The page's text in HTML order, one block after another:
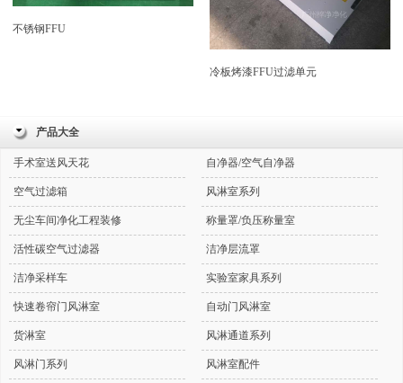
不锈钢FFU
冷板烤漆FFU过滤单元
产品大全
手术室送风天花 自净器/空气自净器
空气过滤箱 风淋室系列
无尘车间净化工程装修 称量罩/负压称量室
活性碳空气过滤器 洁净层流罩
洁净采样车 实验室家具系列
快速卷帘门风淋室 自动门风淋室
货淋室 风淋通道系列
风淋门系列 风淋室配件